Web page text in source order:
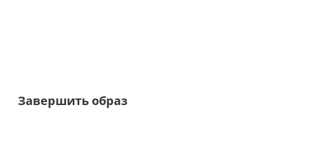
Завершить образ